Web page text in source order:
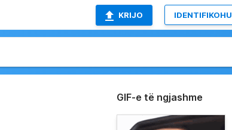
KRIJO IDENTIFIKOHU
GIF-e të ngjashme